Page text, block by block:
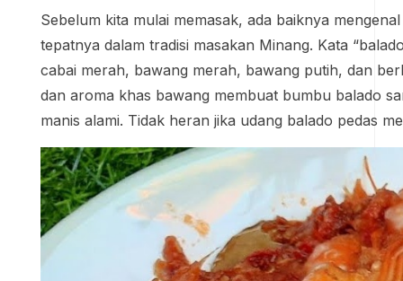
Sebelum kita mulai memasak, ada baiknya
tepatnya dalam tradisi masakan Minang. Kata
cabai merah, bawang merah, bawang putih, dan
dan aroma khas bawang membuat bumbu balado
manis alami. Tidak heran jika udang balado pedas